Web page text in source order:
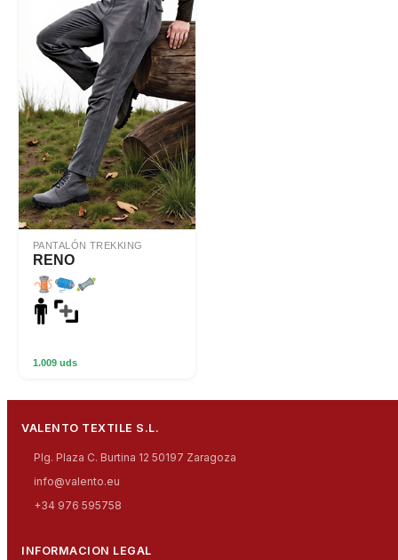
PANTALÓN TREKKING
RENO
1.009 uds
VALENTO TEXTILE S.L.
Plg. Plaza C. Burtina 12 50197 Zaragoza
info@valento.eu
+34 976 595758
INFORMACION LEGAL